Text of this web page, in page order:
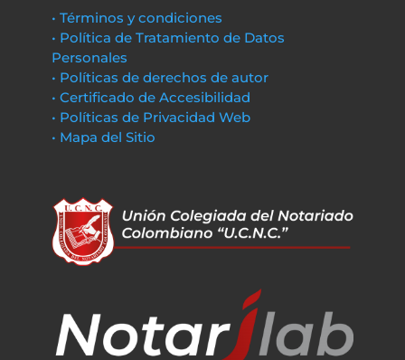
• Términos y condiciones
• Política de Tratamiento de Datos
Personales
• Políticas de derechos de autor
• Certificado de Accesibilidad
• Políticas de Privacidad Web
• Mapa del Sitio